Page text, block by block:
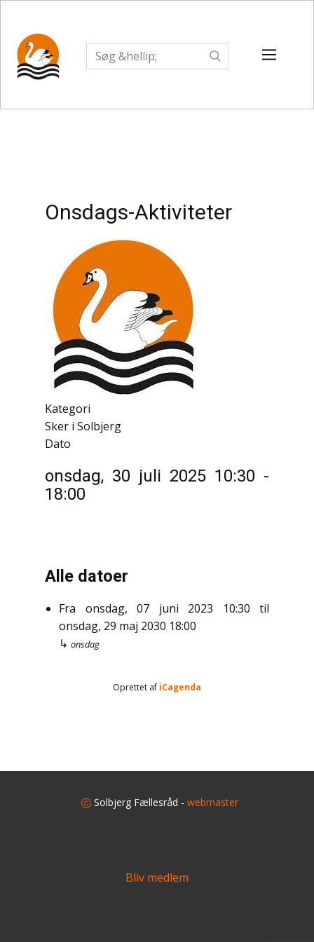
Onsdags-Aktiviteter
Kategori
Sker i Solbjerg
Dato
onsdag, 30 juli 2025 10:30 -
18:00
Alle datoer
Fra onsdag, 07 juni 2023 10:30
til
onsdag, 29 maj 2030 18:00
↳ onsdag
Oprettet af iCagenda
Solbjerg Fællesråd - webmaster
Bliv medlem